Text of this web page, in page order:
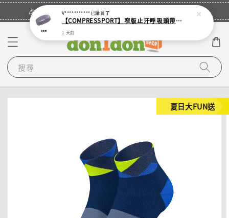
🎉登入會員・領取您的專屬折扣券！
搜尋
夏日大FUN送
V***********已購買了
【COMPRESSPORT】窄版止汗呼吸頭帶2.0_【零碼】
1 天前